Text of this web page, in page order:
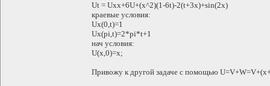
Ut = Uxx+6U+(x^2)(1-6t)-2(t+3x)+sin(2x)
краевые условия:
Ux(0,t)=1
Ux(pi,t)=2*pi*t+1
нач условия:
U(x,0)=x;
Привожу к другой задаче с помощью